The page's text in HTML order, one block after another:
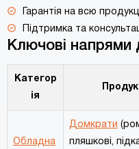
Гарантія на всю
Підтримка та
Ключові напрями
Категор
ія
Обладна
Домкрати
пляшкові,